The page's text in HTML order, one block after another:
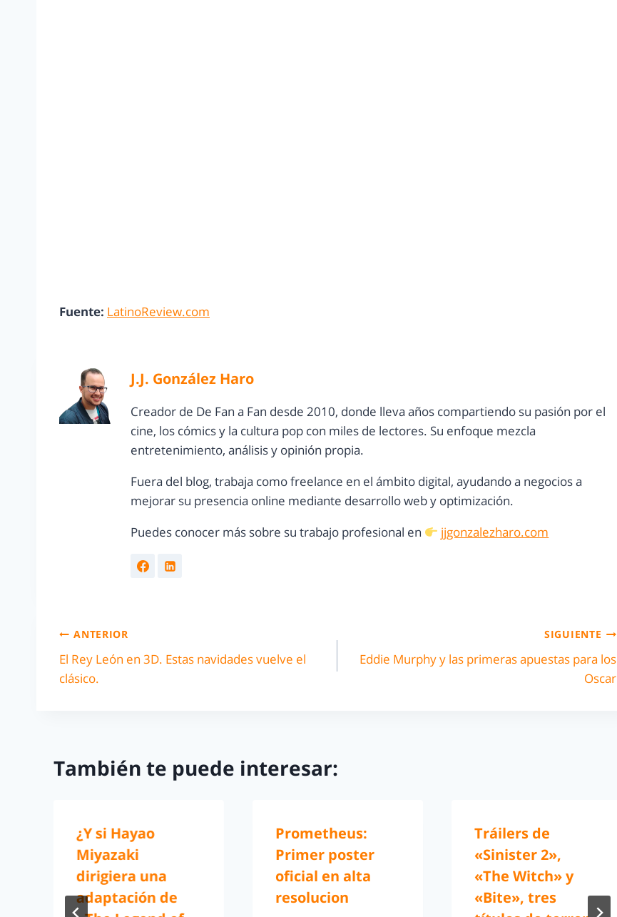
Fuente: LatinoReview.com
J.J. González Haro
Creador de De Fan a Fan desde 2010, donde lleva años compartiendo su pasión por el
cine, los cómics y la cultura pop con miles de lectores. Su enfoque mezcla
entretenimiento, análisis y opinión propia.
Fuera del blog, trabaja como freelance en el ámbito digital, ayudando a negocios a
mejorar su presencia online mediante desarrollo web y optimización.
Puedes conocer más sobre su trabajo profesional en
jjgonzalezharo.com
ANTERIOR
El Rey León en 3D. Estas navidades vuelve el
clásico.
SIGUIENTE
Eddie Murphy y las primeras apuestas para los
Oscar
También te puede interesar:
¿Y si Hayao
Miyazaki
dirigiera una
adaptación de
Prometheus:
Primer poster
oficial en alta
resolucion
Tráilers de
«Sinister 2»,
«The Witch» y
«Bite», tres